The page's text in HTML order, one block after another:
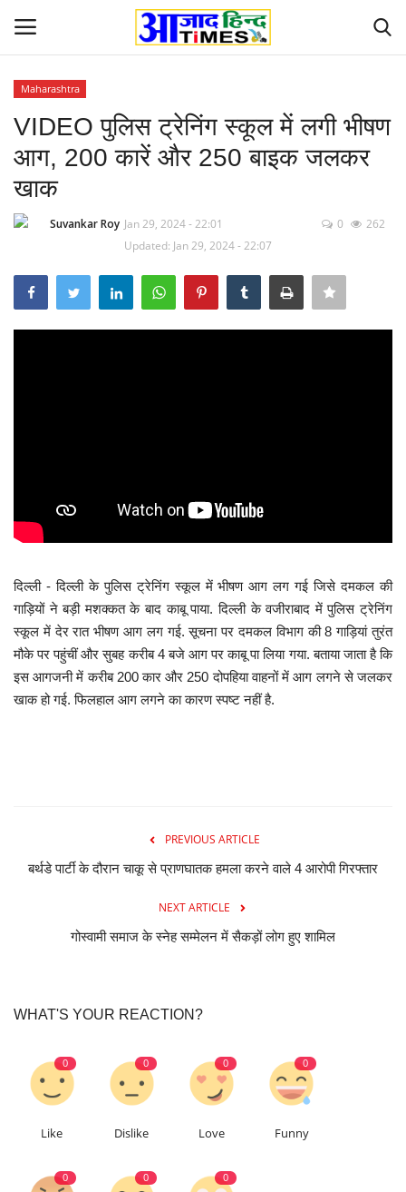
Home
देश-विदेश
करियर
राशिफल
खेल
Maharashtra
VIDEO पुलिस ट्रेनिंग स्कूल में लगी भीषण
आग, 200 कारें और 250 बाइक जलकर
खाक
Suvankar Roy Jan 29, 2024 - 22:01
Updated: Jan 29, 2024 - 22:07
0 262
दिल्ली - दिल्ली के पुलिस ट्रेनिंग स्कूल में भीषण आग लग गई जिसे दमकल की
गाड़ियों ने बड़ी मशक्कत के बाद काबू पाया. दिल्ली के वजीराबाद में पुलिस ट्रेनिंग
स्कूल में देर रात भीषण आग लग गई. सूचना पर दमकल विभाग की 8 गाड़ियां तुरंत
मौके पर पहुंचीं और सुबह करीब 4 बजे आग पर काबू पा लिया गया. बताया जाता है कि
इस आगजनी में करीब 200 कार और 250 दोपहिया वाहनों में आग लगने से जलकर
खाक हो गई. फिलहाल आग लगने का कारण स्पष्ट नहीं है.
PREVIOUS ARTICLE
बर्थडे पार्टी के दौरान चाकू से प्राणघातक हमला करने वाले 4 आरोपी गिरफ्तार
NEXT ARTICLE
गोस्वामी समाज के स्नेह सम्मेलन में सैकड़ों लोग हुए शामिल
WHAT'S YOUR REACTION?
0
Like
0
Dislike
0
Love
0
Funny
0 0 0